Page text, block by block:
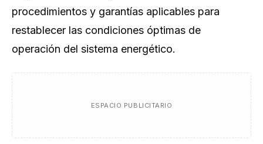
procedimientos y garantías aplicables para
restablecer las condiciones óptimas de
operación del sistema energético.
ESPACIO PUBLICITARIO